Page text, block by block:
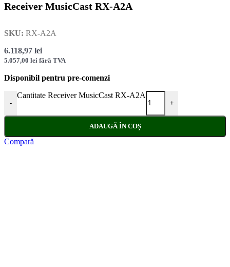
Receiver MusicCast RX-A2A
SKU: RX-A2A
6.118,97 lei
5.057,00 lei fără TVA
Disponibil pentru pre-comenzi
-
Cantitate Receiver MusicCast RX-A2A
+
ADAUGĂ ÎN COȘ
Compară